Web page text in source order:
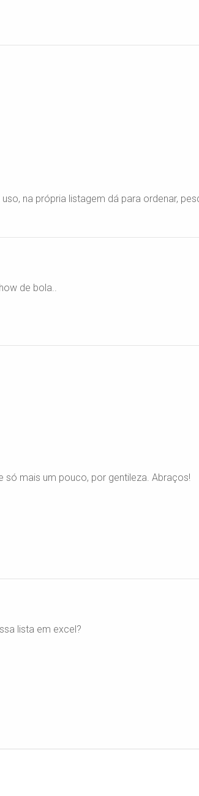
na própria listagem dá para ordenar,
de bola..
só mais um pouco, por gentileza. Abraços!
lista em excel?